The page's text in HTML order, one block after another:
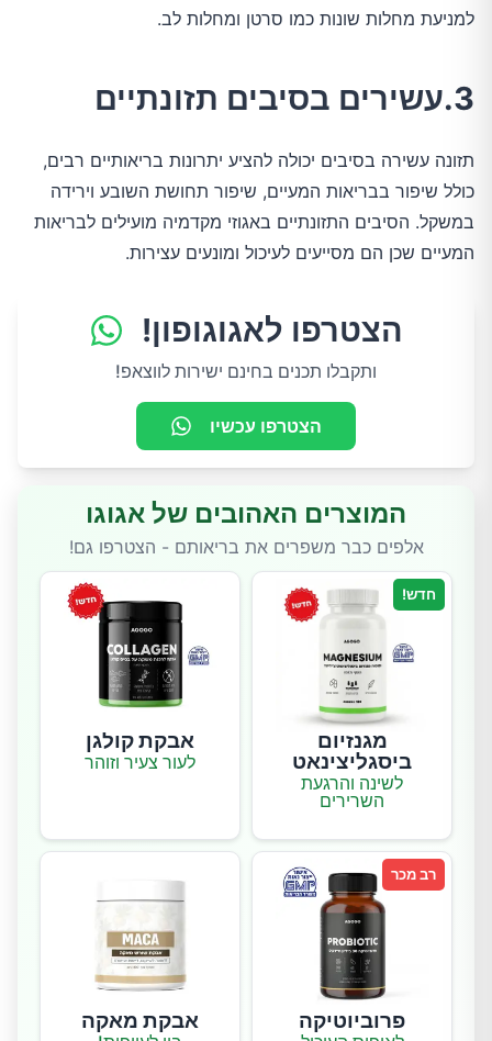
למניעת מחלות שונות כמו סרטן ומחלות לב.
3.עשירים בסיבים תזונתיים
תזונה עשירה בסיבים יכולה להציע יתרונות בריאותיים רבים,
כולל שיפור בבריאות המעיים, שיפור תחושת השובע וירידה
במשקל. הסיבים התזונתיים באגוזי מקדמיה מועילים לבריאות
המעיים שכן הם מסייעים לעיכול ומונעים עצירות.
הצטרפו לאגוגופון!
ותקבלו תכנים בחינם ישירות לווצאפ!
הצטרפו עכשיו
המוצרים האהובים של אגוגו
אלפים כבר משפרים את בריאותם - הצטרפו גם!
חדש!
מגנזיום
ביסגליצינאט
לשינה והרגעת
השרירים
אבקת קולגן
לעור צעיר וזוהר
רב מכר
פרוביוטיקה אבקת מאקה